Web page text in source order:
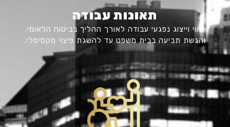
תאונות עבודה
ליווי וייצוג נפגעי עבודה לאורך ההליך בביטוח הלאומי.
והגשת תביעה בבית משפט עד להשגת פיצוי מקסימלי.